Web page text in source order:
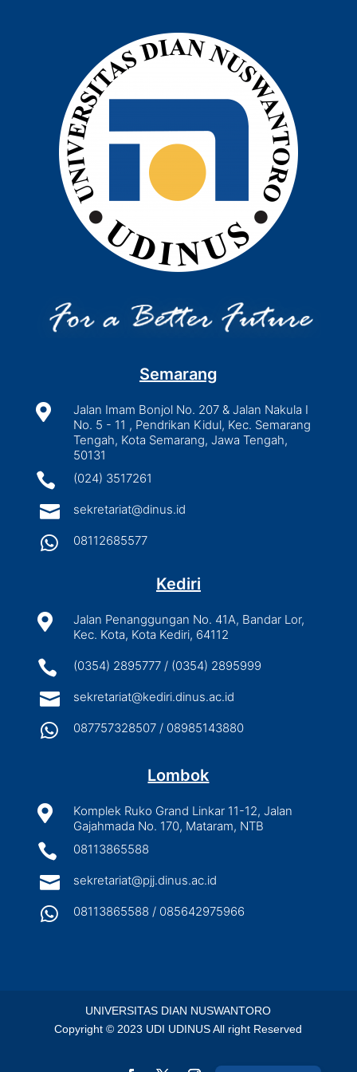
Semarang

Jalan Imam Bonjol No. 207 & Jalan Nakula I
No. 5 - 11 , Pendrikan Kidul, Kec. Semarang
Tengah, Kota Semarang, Jawa Tengah,
50131
 (024) 3517261
 sekretariat@dinus.id
 08112685577
Kediri

Jalan Penanggungan No. 41A, Bandar Lor,
Kec. Kota, Kota Kediri, 64112
 (0354) 2895777 / (0354) 2895999
 sekretariat@kediri.dinus.ac.id
 087757328507 / 08985143880
Lombok

Komplek Ruko Grand Linkar 11-12, Jalan
Gajahmada No. 170, Mataram, NTB
 08113865588
 sekretariat@pjj.dinus.ac.id
 08113865588 / 085642975966
UNIVERSITAS DIAN NUSWANTORO
Copyright © 2023 UDI UDINUS All right Reserved